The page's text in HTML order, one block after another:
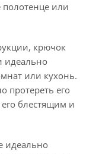
полотенце или
крючок
идеально
или кухонь.
протереть его
блестящим и
идеально